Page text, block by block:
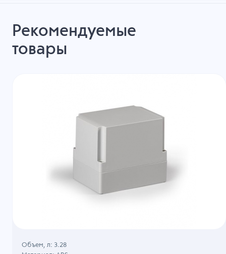
Рекомендуемые
товары
Объем, л: 3.28